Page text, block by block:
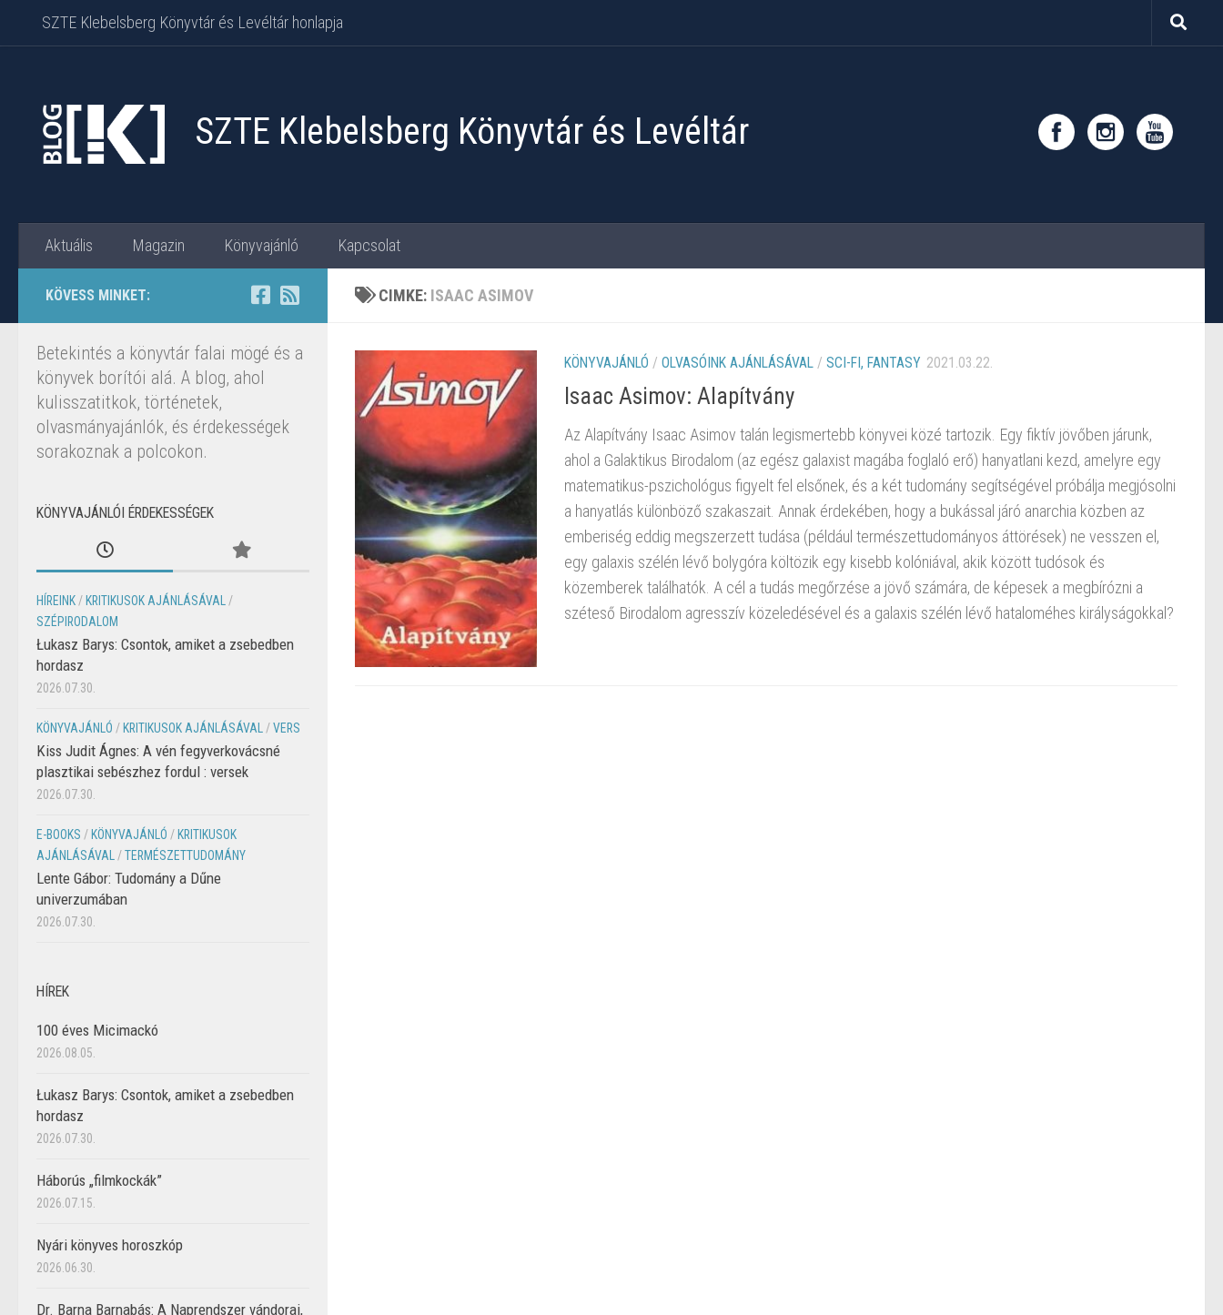
Skip to content
SZTE Klebelsberg Könyvtár és Levéltár honlapja
SZTE Klebelsberg Könyvtár és Levéltár
Aktuális Magazin Könyvajánló Kapcsolat
CIMKE: ISAAC ASIMOV
KÖNYVAJÁNLÓ / OLVASÓINK AJÁNLÁSÁVAL / SCI-FI, FANTASY 2021.03.22.
Isaac Asimov: Alapítvány
Az Alapítvány Isaac Asimov talán legismertebb könyvei közé tartozik. Egy fiktív jövőben járunk,
ahol a Galaktikus Birodalom (az egész galaxist magába foglaló erő) hanyatlani kezd, amelyre egy
matematikus-pszichológus figyelt fel elsőnek, és a két tudomány segítségével próbálja megjósolni
a hanyatlás különböző szakaszait. Annak érdekében, hogy a bukással járó anarchia közben az
emberiség eddig megszerzett tudása (például természettudományos áttörések) ne vesszen el,
egy galaxis szélén lévő bolygóra költözik egy kisebb kolóniával, akik között tudósok és
közemberek találhatók. A cél a tudás megőrzése a jövő számára, de képesek a megbírózni a
széteső Birodalom agresszív közeledésével és a galaxis szélén lévő hataloméhes királyságokkal?
KÖVESS MINKET:
Betekintés a könyvtár falai mögé és a
könyvek borítói alá. A blog, ahol
kulisszatitkok, történetek,
olvasmányajánlók, és érdekességek
sorakoznak a polcokon.
KÖNYVAJÁNLÓI ÉRDEKESSÉGEK
HÍREINK / KRITIKUSOK AJÁNLÁSÁVAL
/
SZÉPIRODALOM
Łukasz Barys: Csontok, amiket a zsebedben
hordasz
2026.07.30.
KÖNYVAJÁNLÓ / KRITIKUSOK AJÁNLÁSÁVAL /VERS
Kiss Judit Ágnes: A vén fegyverkovácsné
plasztikai sebészhez fordul : versek
2026.07.30.
E-BOOKS / KÖNYVAJÁNLÓ / KRITIKUSOK
AJÁNLÁSÁVAL
/TERMÉSZETTUDOMÁNY
Lente Gábor: Tudomány a Dűne
univerzumában
2026.07.30.
HÍREK
100 éves Micimackó
2026.08.05.
Łukasz Barys: Csontok, amiket a zsebedben
hordasz
2026.07.30.
Háborús „filmkockák”
2026.07.15.
Nyári könyves horoszkóp
2026.06.30.
Dr. Barna Barnabás: A Naprendszer vándorai,